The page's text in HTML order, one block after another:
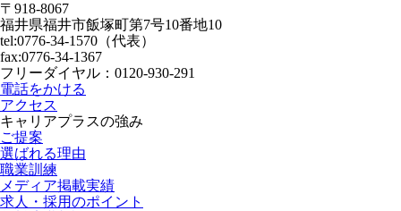
〒918-8067
福井県福井市飯塚町第7号10番地10
tel:0776-34-1570（代表）
fax:0776-34-1367
フリーダイヤル：0120-930-291
電話をかける
アクセス
キャリアプラスの強み
ご提案
選ばれる理由
職業訓練
メディア掲載実績
求人・採用のポイント